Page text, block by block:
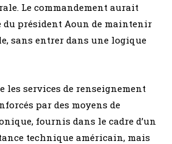
Le commandement aurait
du président Aoun de maintenir
sans entrer dans une logique
les services de renseignement
par des moyens de
fournis dans le cadre d’un
technique américain, mais